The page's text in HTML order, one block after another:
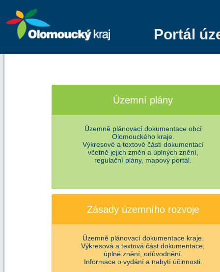
Portál
Územní plány
Územně plánovací dokumentace obcí
Olomouckého kraje.
Výkresové a textové části dokumentací
včetně jejich změn a úplných znění,
regulační plány, mapový portál.
Zásady územního rozvoje
Územně plánovací dokumentace kraje.
Výkresová a textová část dokumentace,
úplné znění, odůvodnění.
Informace o vydání a nabytí účinnosti.